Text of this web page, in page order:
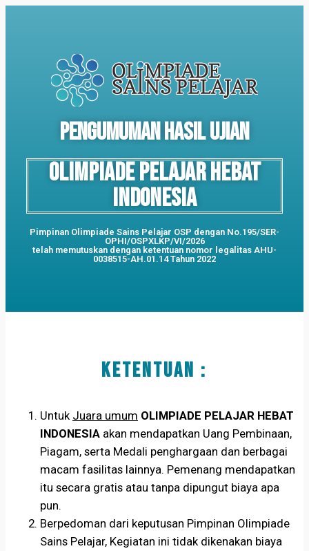
pengumuman hasil ujian
OLIMPIADE PELAJAR HEBAT
INDONESIA
Pimpinan Olimpiade Sains Pelajar OSP dengan No.195/SER-
OPHI/OSPXLKP/VI/2026
telah memutuskan dengan ketentuan nomor legalitas AHU-
0038515-AH.01.14 Tahun 2022
KETENTUAN :
Untuk Juara umum OLIMPIADE PELAJAR HEBAT
INDONESIA akan mendapatkan Uang Pembinaan,
Piagam, serta Medali penghargaan dan berbagai
macam fasilitas lainnya. Pemenang mendapatkan
itu secara gratis atau tanpa dipungut biaya apa
pun.
Berpedoman dari keputusan Pimpinan Olimpiade
Sains Pelajar, Kegiatan ini tidak dikenakan biaya